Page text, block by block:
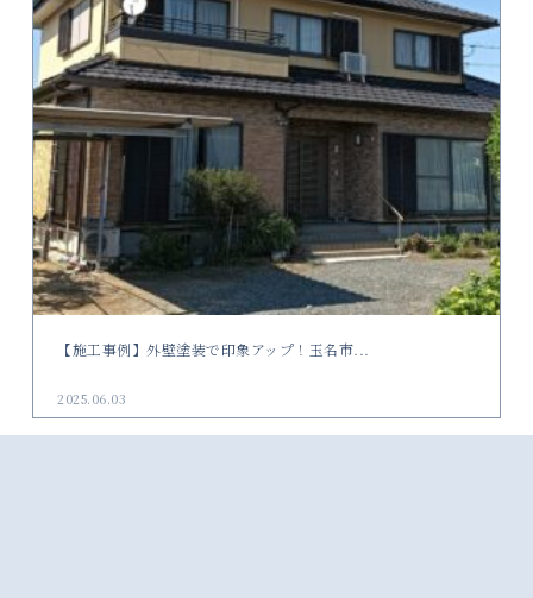
【施工事例】外壁塗装で印象アップ！玉名市...
2025.06.03